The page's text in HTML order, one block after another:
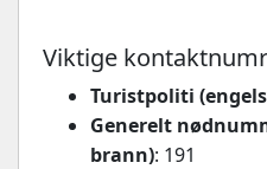
Viktige
Turistpoliti
Generelt
brann): 191